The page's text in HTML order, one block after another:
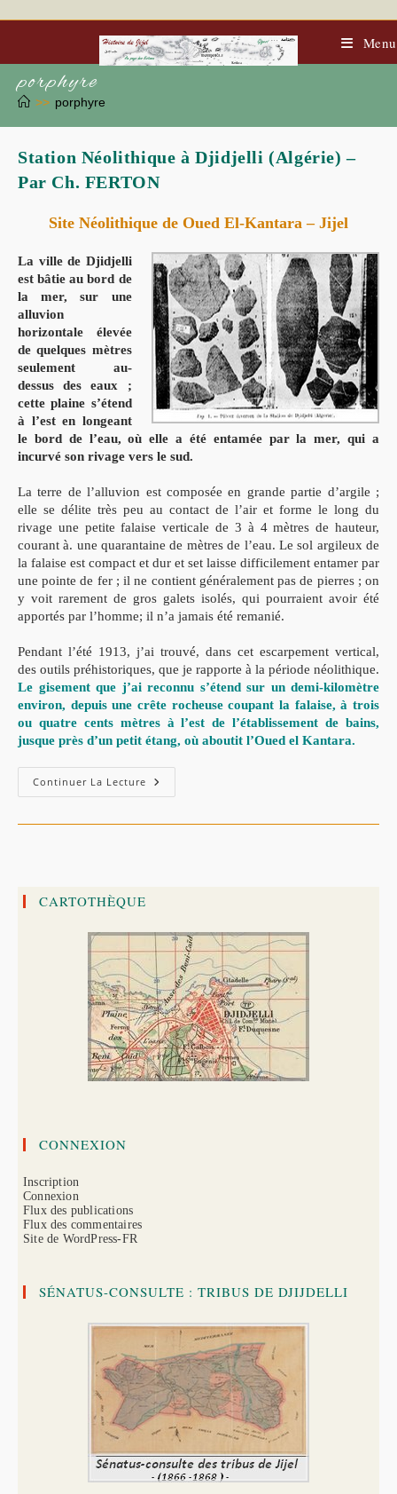
to
Menu
porphyre
>> porphyre
Station Néolithique à Djidjelli (Algérie) –
Par Ch. FERTON
Site Néolithique de Oued El-Kantara – Jijel
La ville de Djidjelli
est bâtie au bord de
la mer, sur une
alluvion
horizontale élevée
de quelques mètres
seulement au-
dessus des eaux ;
cette plaine s’étend
à l’est en longeant
le bord de l’eau, où elle a été entamée par la mer, qui a
incurvé son rivage vers le sud.
La terre de l’alluvion est composée en grande partie d’argile ;
elle se délite très peu au contact de l’air et forme le long du
rivage une petite falaise verticale de 3 à 4 mètres de hauteur,
courant à. une quarantaine de mètres de l’eau. Le sol argileux de
la falaise est compact et dur et set laisse difficilement entamer par
une pointe de fer ; il ne contient généralement pas de pierres ; on
y voit rarement de gros galets isolés, qui pourraient avoir été
apportés par l’homme; il n’a jamais été remanié.
Pendant l’été 1913, j’ai trouvé, dans cet escarpement vertical,
des outils préhistoriques, que je rapporte à la période néolithique.
Le gisement que j’ai reconnu s’étend sur un demi-kilomètre
environ, depuis une crête rocheuse coupant la falaise, à trois
ou quatre cents mètres à l’est de l’établissement de bains,
jusque près d’un petit étang, où aboutit l’Oued el Kantara.
Continuer La Lecture Station
Néolithique
CARTOTHÈQUE
CONNEXION
Inscription
Connexion
Flux des publications
Flux des commentaires
Site de WordPress-FR
SÉNATUS-CONSULTE : TRIBUS DE DJIJDELLI